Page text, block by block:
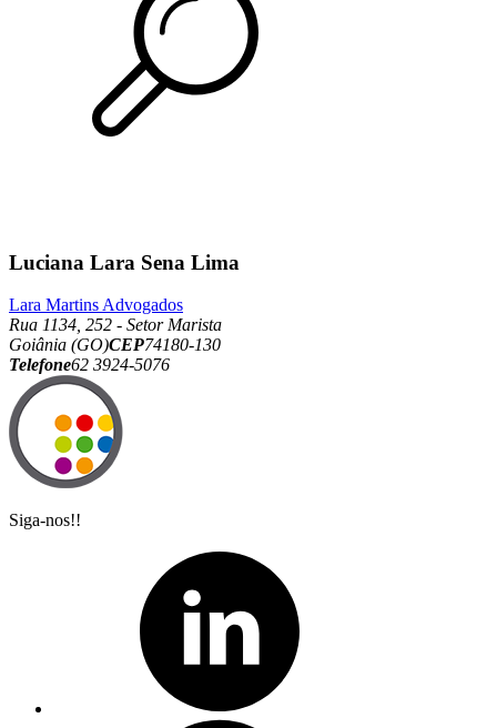
Luciana Lara Sena Lima
Lara Martins Advogados
Rua 1134, 252 - Setor Marista
Goiânia (GO)CEP74180-130
Telefone62 3924-5076
Siga-nos!!